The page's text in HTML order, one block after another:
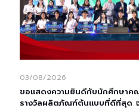
03/08/2026
ขอแสดงความยินดีกับนักศึกษาค
รางวัลผลิตภัณฑ์ต้นแบบที่ดีที่สุด จ